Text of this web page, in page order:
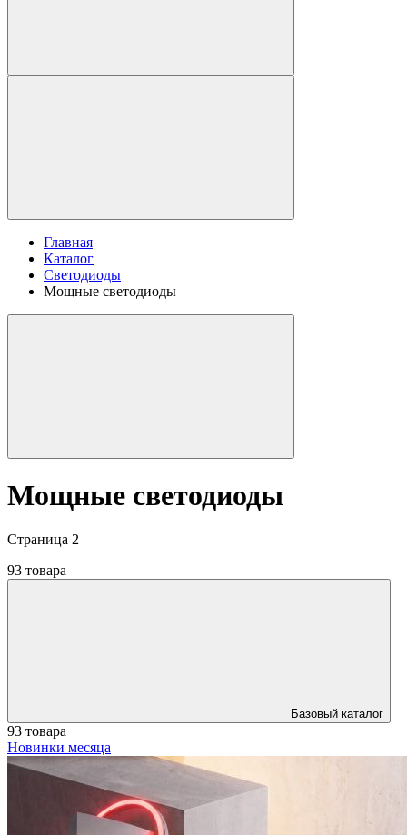
Главная
Каталог
Светодиоды
Мощные светодиоды
Мощные светодиоды
Страница 2
93 товара
Базовый каталог
93 товара
Новинки месяца